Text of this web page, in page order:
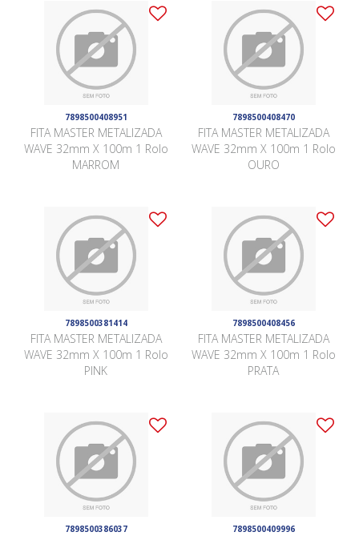
7898500408951
FITA MASTER METALIZADA
WAVE 32mm X 100m 1 Rolo
MARROM
7898500408470
FITA MASTER METALIZADA
WAVE 32mm X 100m 1 Rolo
OURO
7898500381414
FITA MASTER METALIZADA
WAVE 32mm X 100m 1 Rolo
PINK
7898500408456
FITA MASTER METALIZADA
WAVE 32mm X 100m 1 Rolo
PRATA
7898500386037 7898500409996